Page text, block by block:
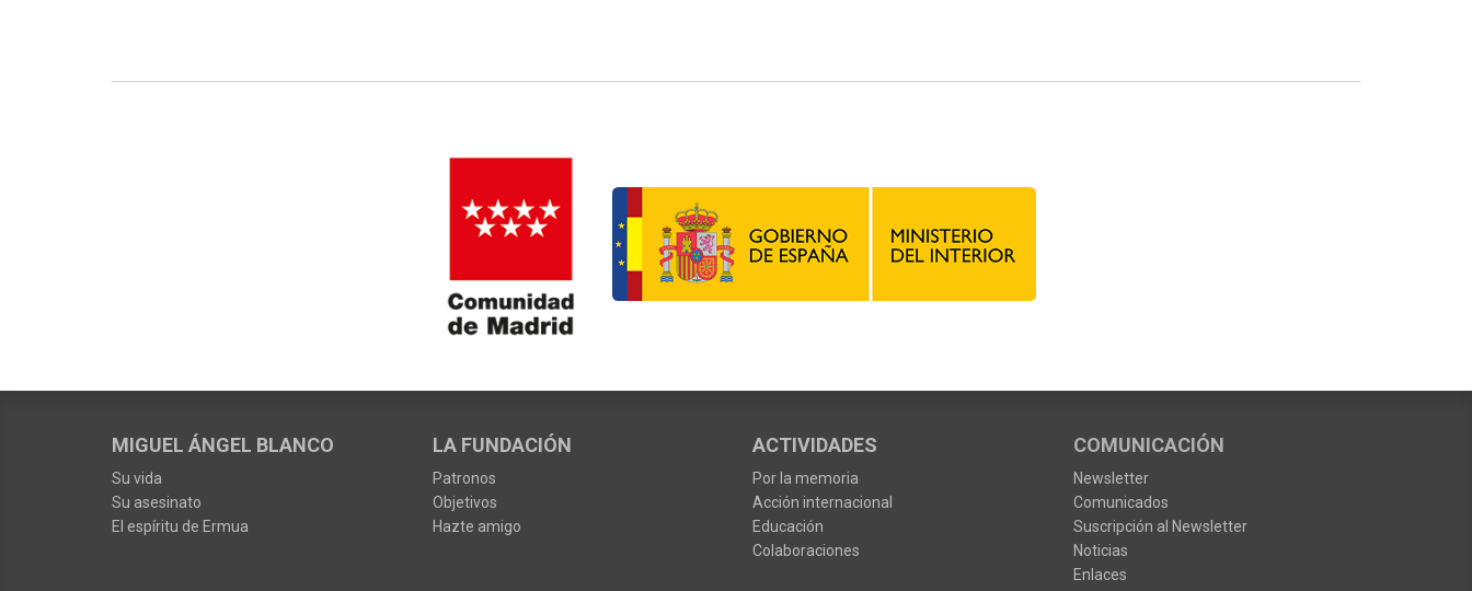
MIGUEL ÁNGEL BLANCO
Su vida
Su asesinato
El espíritu de Ermua
LA FUNDACIÓN
Patronos
Objetivos
Hazte amigo
ACTIVIDADES
Por la memoria
Acción internacional
Educación
Colaboraciones
COMUNICACIÓN
Newsletter
Comunicados
Suscripción al Newsletter
Noticias
Enlaces